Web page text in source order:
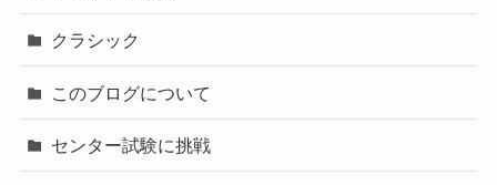
クラシック
このブログについて
センター試験に挑戦